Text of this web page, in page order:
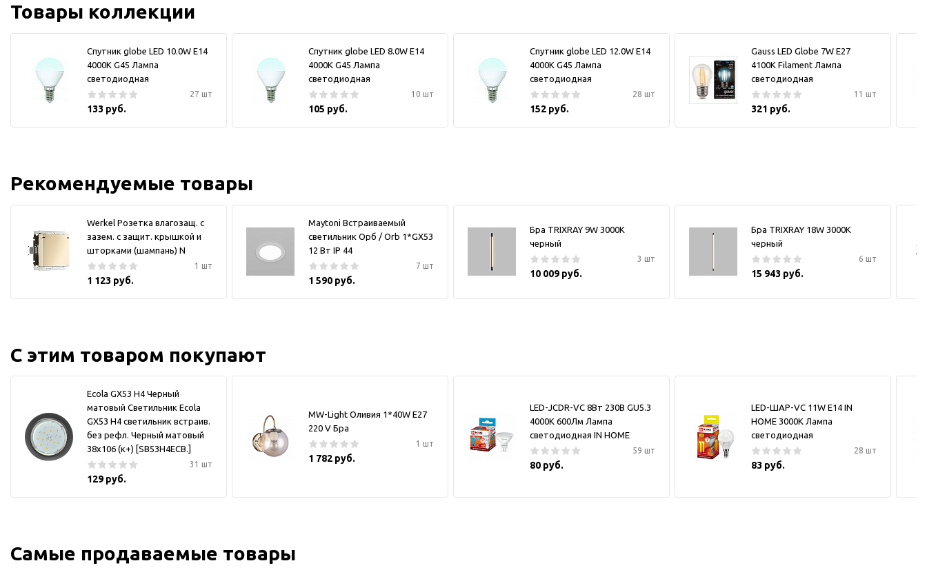
Товары коллекции
Спутник globe LED 10.0W E14
4000K G45 Лампа
светодиодная
27 шт
133 руб.
Спутник globe LED 8.0W E14
4000K G45 Лампа
светодиодная
10 шт
105 руб.
Спутник globe LED 12.0W E14
4000K G45 Лампа
светодиодная
28 шт
152 руб.
Gauss LED Globe 7W E27
4100K Filament Лампа
светодиодная
11 шт
321 руб.
Рекомендуемые товары
Werkel Розетка влагозащ. с
зазем. с защит. крышкой и
шторками (шампань) N
1 шт
1 123 руб.
Maytoni Встраиваемый
светильник Орб / Orb 1*GX53
12 Вт IP 44
7 шт
1 590 руб.
Бра TRIXRAY 9W 3000К
черный
3 шт
10 009 руб.
Бра TRIXRAY 18W 3000К
черный
6 шт
15 943 руб.
С этим товаром покупают
Ecola GX53 H4 Черный
матовый Светильник Ecola
GX53 H4 светильник встраив.
без рефл. Черный матовый
38x106 (к+) [SB53H4ECB.]
31 шт
129 руб.
MW-Light Оливия 1*40W E27
220 V Бра
1 шт
1 782 руб.
LED-JCDR-VC 8Вт 230В GU5.3
4000К 600Лм Лампа
светодиодная IN HOME
59 шт
80 руб.
LED-ШАР-VC 11W Е14 IN
HOME 3000К Лампа
светодиодная
28 шт
83 руб.
Самые продаваемые товары